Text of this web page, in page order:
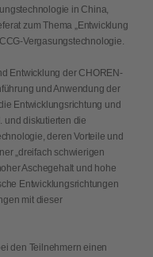
in China,
zum Thema „Entwicklung
Vergasungstechnologie.
Entwicklung der CHOREN-
und Anwendung der
Entwicklungsrichtung und
und diskutierten die
deren Vorteile und
„dreifach schwierigen
Aschegehalt und hohe
Entwicklungsrichtungen
mit dieser
den Teilnehmern einen